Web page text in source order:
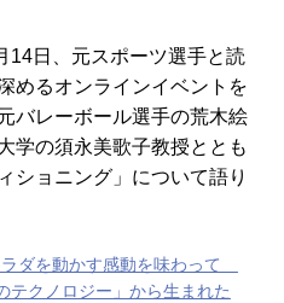
日、元スポーツ選手と読
めるオンラインイベントを
バレーボール選手の荒木絵
学の須永美歌子教授ととも
ショニング」について語り
ラダを動かす感動を味わって
テクノロジー」から生まれた